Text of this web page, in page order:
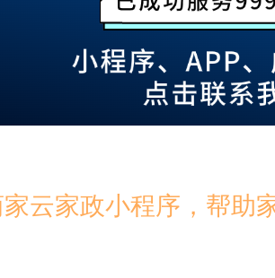
云家政小程序，帮助